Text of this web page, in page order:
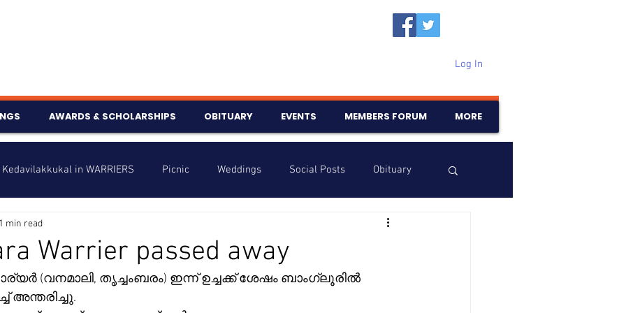
Log In
AWARDS & SCHOLARSHIPS OBITUARY EVENTS MEMBERS FORUM MORE
Kedavilakkukal in WARRIERS Picnic Weddings Social Posts Obituary
Info Birthdays
Warrier passed away
1 min read
അന്തരിച്ചു.